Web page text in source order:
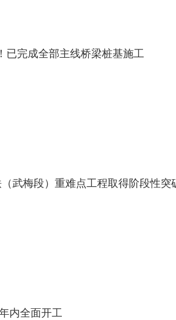
完成全部主线桥梁桩基施工
武梅段）重难点工程取得阶段性突
内全面开工